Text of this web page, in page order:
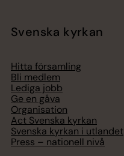
Svenska kyrkan
Hitta församling
Bli medlem
Lediga jobb
Ge en gåva
Organisation
Act Svenska kyrkan
Svenska kyrkan i utlandet
Press – nationell nivå